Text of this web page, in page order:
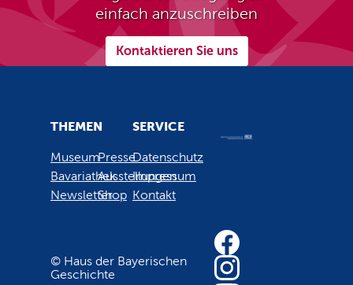
einfach anzuschreiben
Kontaktieren Sie uns
THEMEN
Museum
Bavariathek
Newsletter
Presse
Ausstellungen
Shop
SERVICE
Datenschutz
Impressum
Kontakt
© Haus der Bayerischen
Geschichte